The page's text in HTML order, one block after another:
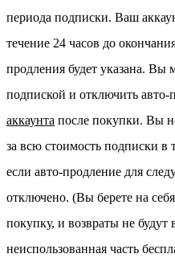
периода подписки. Ваш
течение 24 часов до
продления будет указана. Вы
подпиской и отключить авто-
аккаунта после покупки. Вы
за всю стоимость подписки в
если авто-продление для
отключено. (Вы берете на
покупку, и возвраты не будут
неиспользованная часть